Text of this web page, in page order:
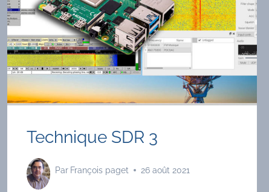
Technique SDR 3
Par François paget 26 août 2021